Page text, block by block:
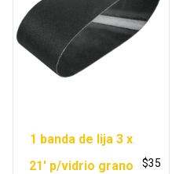
1 banda de lija 3 x
21′ p/vidrio grano
$35